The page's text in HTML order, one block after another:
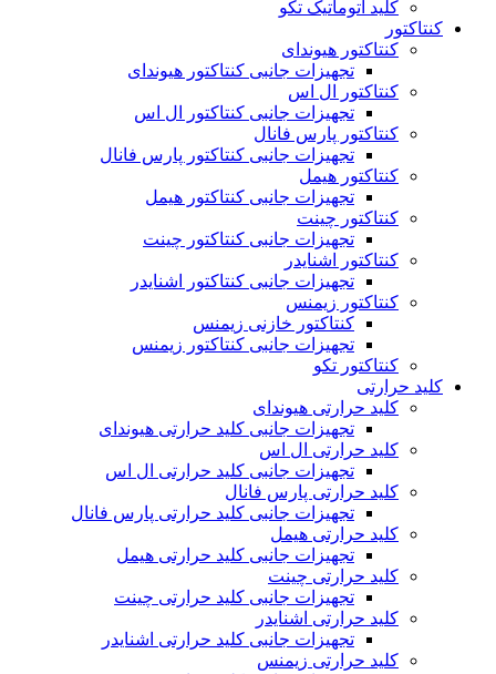
کلید اتوماتیک تکو
کنتاکتور
کنتاکتور هیوندای
تجهیزات جانبی کنتاکتور هیوندای
کنتاکتور ال اس
تجهیزات جانبی کنتاکتور ال اس
کنتاکتور پارس فانال
تجهیزات جانبی کنتاکتور پارس فانال
کنتاکتور هیمل
تجهیزات جانبی کنتاکتور هیمل
کنتاکتور چینت
تجهیزات جانبی کنتاکتور چینت
کنتاکتور اشنایدر
تجهیزات جانبی کنتاکتور اشنایدر
کنتاکتور زیمنس
کنتاکتور خازنی زیمنس
تجهیزات جانبی کنتاکتور زیمنس
کنتاکتور تکو
کلید حرارتی
کلید حرارتی هیوندای
تجهیزات جانبی کلید حرارتی هیوندای
کلید حرارتی ال اس
تجهیزات جانبی کلید حرارتی ال اس
کلید حرارتی پارس فانال
تجهیزات جانبی کلید حرارتی پارس فانال
کلید حرارتی هیمل
تجهیزات جانبی کلید حرارتی هیمل
کلید حرارتی چینت
تجهیزات جانبی کلید حرارتی چینت
کلید حرارتی اشنایدر
تجهیزات جانبی کلید حرارتی اشنایدر
کلید حرارتی زیمنس